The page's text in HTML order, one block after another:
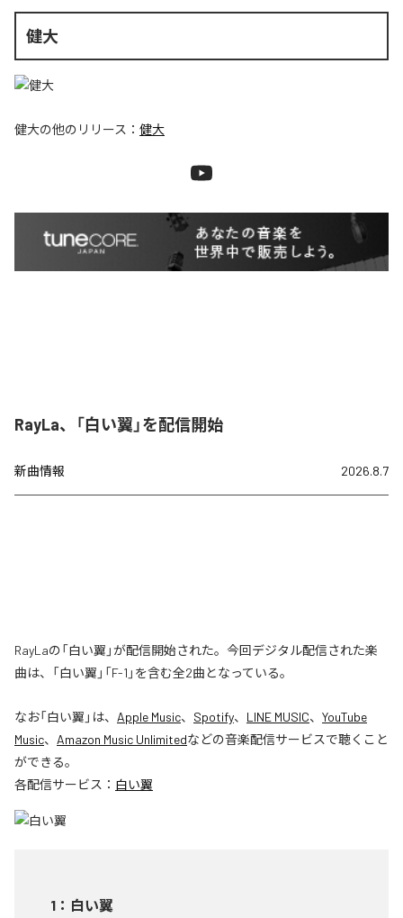
健大
健大の他のリリース： 健大
RayLa、「白い翼」を配信開始
新曲情報 2026.8.7
RayLaの「白い翼」が配信開始された。今回デジタル配信された楽
曲は、「白い翼」「F-1」を含む全2曲となっている。
なお「白い翼 」は、 Apple Music、 Spotify、 LINE MUSIC、 YouTube
Music、 Amazon Music Unlimitedなどの音楽配信サービスで聴くこと
ができる。
各配信サービス： 白い翼
1 ： 白い翼